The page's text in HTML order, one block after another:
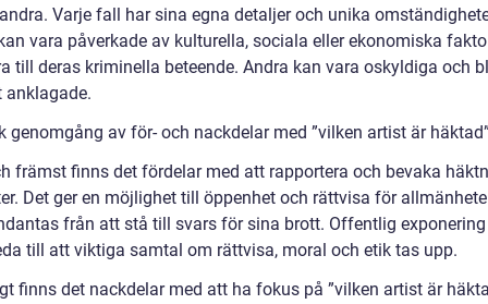
Varje fall har sina egna detaljer och unika
vara påverkade av kulturella, sociala eller ekonomiska
till deras kriminella beteende. Andra kan vara oskyldiga och
genomgång av för- och nackdelar med ”vilken artist är
främst finns det fördelar med att rapportera och bevaka
Det ger en möjlighet till öppenhet och rättvisa för
från att stå till svars för sina brott. Offentlig
till att viktiga samtal om rättvisa, moral och etik tas upp.
finns det nackdelar med att ha fokus på ”vilken artist är